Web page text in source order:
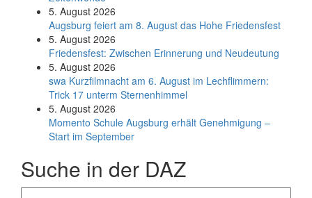
5. August 2026
Augsburg feiert am 8. August das Hohe Friedensfest
5. August 2026
Friedensfest: Zwischen Erinnerung und Neudeutung
5. August 2026
swa Kurz­film­nacht am 6. August im Lech­flim­mern:
Trick 17 unterm Sternen­himmel
5. August 2026
Momento Schule Augsburg erhält Genehmigung –
Start im September
Suche in der DAZ